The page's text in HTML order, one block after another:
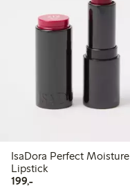
IsaDora Perfect Moisture
Lipstick
199,-199,00 kr